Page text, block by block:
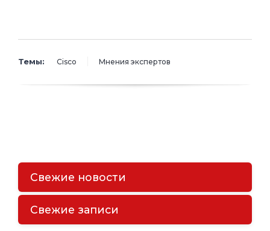
Темы: Cisco Мнения экспертов
Свежие новости
Свежие записи